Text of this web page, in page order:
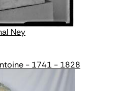
Ney
- 1741 - 1828